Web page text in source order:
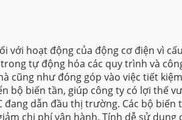
với hoạt động của động cơ điện vì
tự động hóa các quy trình và
cũng như đóng góp vào việc tiết
bộ biến tần, giúp công ty có lợi thế
dẫn đầu thị trường. Các bộ biến
chi phí vận hành. Tính dễ sử dụng